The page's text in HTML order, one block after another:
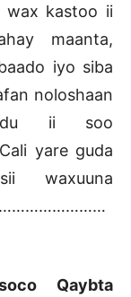
wax kastoo ii
maanta,
iyo siba
noloshaan
ii soo
yare guda
waxuuna
Qaybta